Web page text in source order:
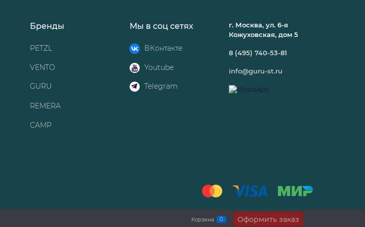
Бренды
PETZL
VENTO
GURU
REMERA
CAMP
Мы в соц сетях
ВКонтакте
Youtube
Telegram
г. Москва, ул. 6-я
Кожуховская, дом 5
8 (495) 740-53-81
info@guru-st.ru
Корзина 0 Оформить заказ